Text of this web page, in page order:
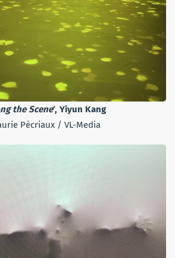
the Scene‘, Yiyun Kang
Pécriaux / VL-Media